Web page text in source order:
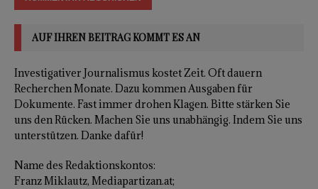
AUF IHREN BEITRAG KOMMT ES AN
Investigativer Journalismus kostet Zeit. Oft dauern
Recherchen Monate. Dazu kommen Ausgaben für
Dokumente. Fast immer drohen Klagen. Bitte stärken Sie
uns den Rücken. Machen Sie uns unabhängig. Indem Sie uns
unterstützen. Danke dafür!
Name des Redaktionskontos:
Franz Miklautz, Mediapartizan.at;